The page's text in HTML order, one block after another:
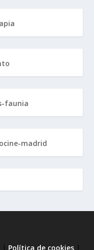
| Política de cookies |